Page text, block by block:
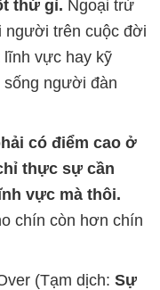
thứ gì. Ngoại trừ
người trên cuộc đời
vực hay kỹ
sống người đàn
có điểm cao ở
thực sự cần
vực mà thôi.
chín còn hơn chín
(Tạm dịch: Sự